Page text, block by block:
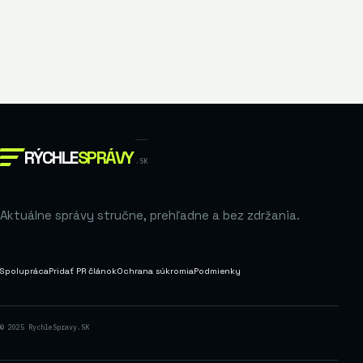
RÝCHLESPRÁVY .SK
Aktuálne správy stručne, prehľadne a bez zdržania.
SpoluprácaPridať PR článokOchrana súkromiaPodmienky
© 2025 RychleSpravy.SK